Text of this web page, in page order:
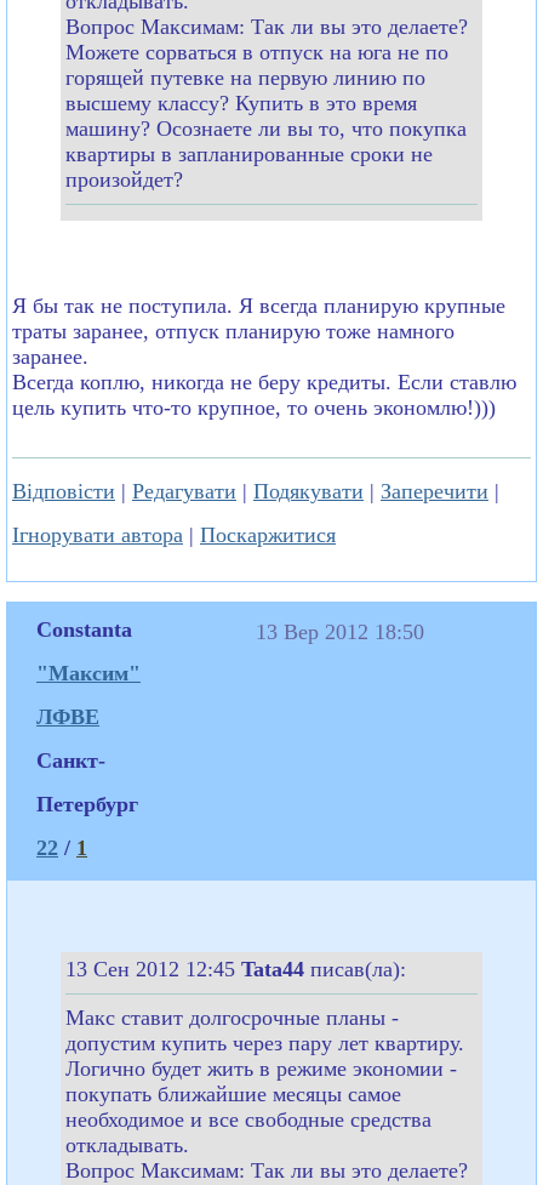
Вопрос Максимам: Так ли вы это делаете?
Можете сорваться в отпуск на юга не по
горящей путевке на первую линию по
высшему классу? Купить в это время
машину? Осознаете ли вы то, что покупка
квартиры в запланированные сроки не
произойдет?
Я бы так не поступила. Я всегда планирую крупные
траты заранее, отпуск планирую тоже намного
заранее.
Всегда коплю, никогда не беру кредиты. Если ставлю
цель купить что-то крупное, то очень экономлю!)))
Відповісти | Редагувати | Подякувати | Заперечити |
Ігнорувати автора | Поскаржитися
Constanta
"Максим"
ЛФВЕ
Санкт-
Петербург
22 / 1
13 Вер 2012 18:50
13 Сен 2012 12:45 Tata44 писав(ла):
Макс ставит долгосрочные планы -
допустим купить через пару лет квартиру.
Логично будет жить в режиме экономии -
покупать ближайшие месяцы самое
необходимое и все свободные средства
откладывать.
Вопрос Максимам: Так ли вы это делаете?